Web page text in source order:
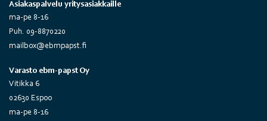
Asiakaspalvelu yritysasiakkaille
ma-pe 8-16
Puh. 09-8870220
mailbox@ebmpapst.fi
Varasto ebm-papst Oy
Vitikka 6
02630 Espoo
ma-pe 8-16